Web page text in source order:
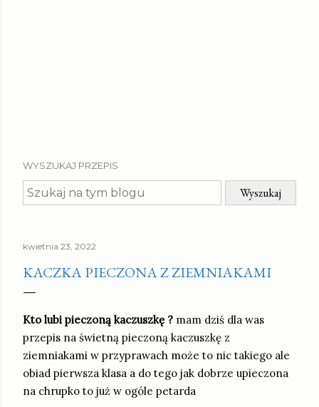
WYSZUKAJ PRZEPIS
kwietnia 23, 2022
KACZKA PIECZONA Z ZIEMNIAKAMI
Kto lubi pieczoną kaczuszkę ? mam dziś dla was
przepis na świetną pieczoną kaczuszkę z
ziemniakami w przyprawach może to nic takiego ale
obiad pierwsza klasa a do tego jak dobrze upieczona
na chrupko to już w ogóle petarda